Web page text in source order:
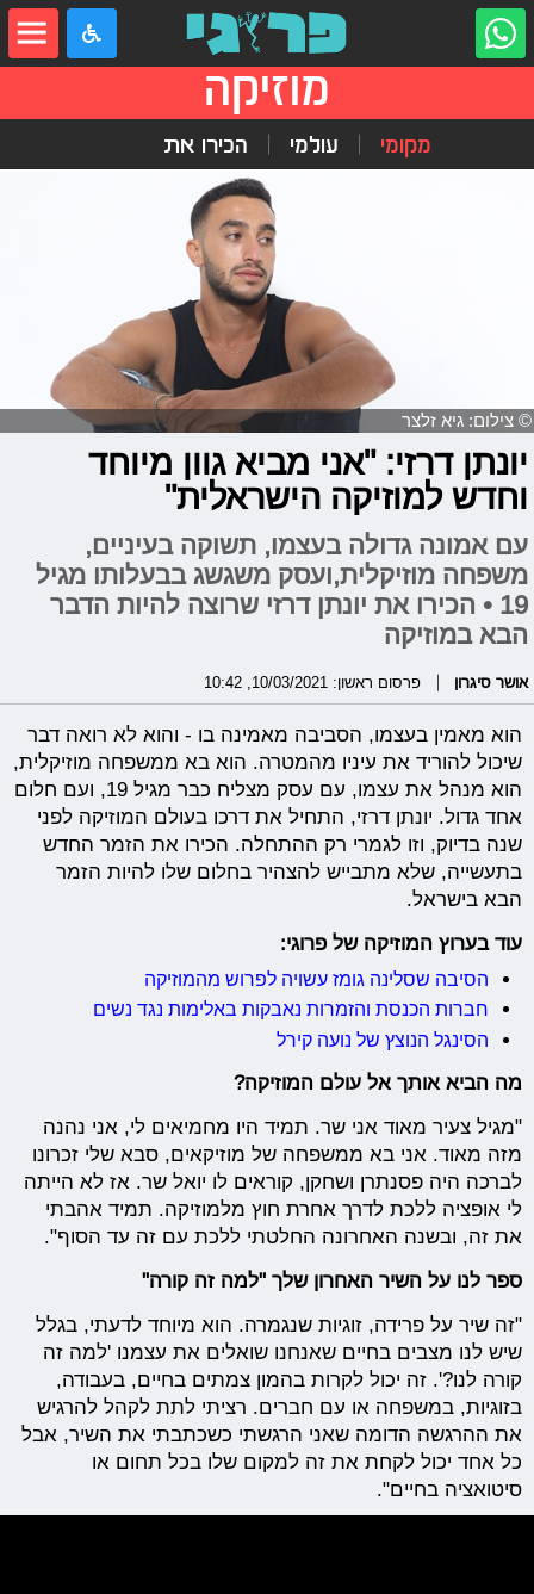
מוזיקה
מקומי עולמי הכירו את
© צילום: גיא זלצר
יונתן דרזי: "אני מביא גוון מיוחד
וחדש למוזיקה הישראלית"
עם אמונה גדולה בעצמו, תשוקה בעיניים,
משפחה מוזיקלית,ועסק משגשג בבעלותו מגיל
19 • הכירו את יונתן דרזי שרוצה להיות הדבר
הבא במוזיקה
אושר סיגרון פרסום ראשון: 10/03/2021, 10:42
הוא מאמין בעצמו, הסביבה מאמינה בו - והוא לא רואה דבר
שיכול להוריד את עיניו מהמטרה. הוא בא ממשפחה מוזיקלית,
הוא מנהל את עצמו, עם עסק מצליח כבר מגיל 19, ועם חלום
אחד גדול. יונתן דרזי, התחיל את דרכו בעולם המוזיקה לפני
שנה בדיוק, וזו לגמרי רק ההתחלה. הכירו את הזמר החדש
בתעשייה, שלא מתבייש להצהיר בחלום שלו להיות הזמר
הבא בישראל.
עוד בערוץ המוזיקה של פרוגי:
הסיבה שסלינה גומז עשויה לפרוש מהמוזיקה
חברות הכנסת והזמרות נאבקות באלימות נגד נשים
הסינגל הנוצץ של נועה קירל
מה הביא אותך אל עולם המוזיקה?
"מגיל צעיר מאוד אני שר. תמיד היו מחמיאים לי, אני נהנה
מזה מאוד. אני בא ממשפחה של מוזיקאים, סבא שלי זכרונו
לברכה היה פסנתרן ושחקן, קוראים לו יואל שר. אז לא הייתה
לי אופציה ללכת לדרך אחרת חוץ מלמוזיקה. תמיד אהבתי
את זה, ובשנה האחרונה החלטתי ללכת עם זה עד הסוף".
ספר לנו על השיר האחרון שלך "למה זה קורה"
"זה שיר על פרידה, זוגיות שנגמרה. הוא מיוחד לדעתי, בגלל
שיש לנו מצבים בחיים שאנחנו שואלים את עצמנו 'למה זה
קורה לנו?'. זה יכול לקרות בהמון צמתים בחיים, בעבודה,
בזוגיות, במשפחה או עם חברים. רציתי לתת לקהל להרגיש
את ההרגשה הדומה שאני הרגשתי כשכתבתי את השיר, אבל
כל אחד יכול לקחת את זה למקום שלו בכל תחום או
סיטואציה בחיים".